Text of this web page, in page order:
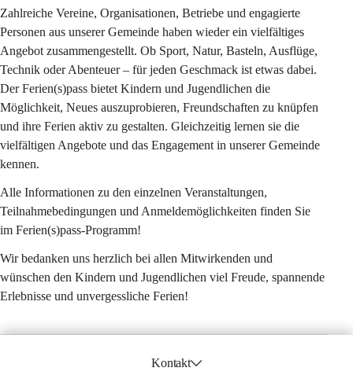
Zahlreiche Vereine, Organisationen, Betriebe und engagierte
Personen aus unserer Gemeinde haben wieder ein vielfältiges
Angebot zusammengestellt. Ob Sport, Natur, Basteln, Ausflüge,
Technik oder Abenteuer – für jeden Geschmack ist etwas dabei.
Der Ferien(s)pass bietet Kindern und Jugendlichen die
Möglichkeit, Neues auszuprobieren, Freundschaften zu knüpfen
und ihre Ferien aktiv zu gestalten. Gleichzeitig lernen sie die
vielfältigen Angebote und das Engagement in unserer Gemeinde
kennen.
Alle Informationen zu den einzelnen Veranstaltungen,
Teilnahmebedingungen und Anmeldemöglichkeiten finden Sie
im Ferien(s)pass-Programm!
Wir bedanken uns herzlich bei allen Mitwirkenden und
wünschen den Kindern und Jugendlichen viel Freude, spannende
Erlebnisse und unvergessliche Ferien!
Kontakt